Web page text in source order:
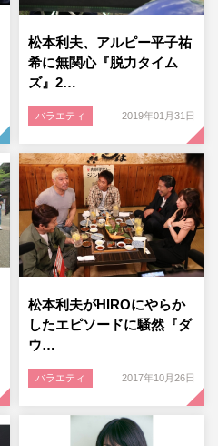
松本利夫、アルピー平子祐
希に無関心『脱力タイム
ズ』2…
バラエティ 2019年01月31日
松本利夫がHIROにやらか
したエピソードに騒然『ダ
ウ…
バラエティ 2017年10月26日